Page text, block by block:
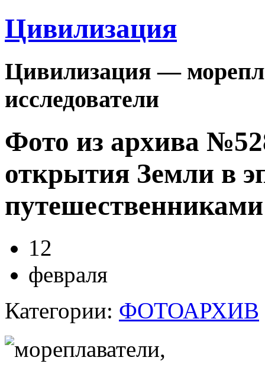
Цивилизация
Цивилизация —
исследователи
Фото из архива
открытия Земли в
путешественниками
12
февраля
Категории: ФОТОАРХИВ